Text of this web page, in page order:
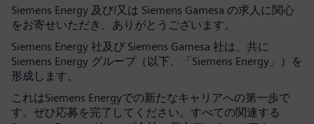
Siemens Energy 及び/又は Siemens Gamesa の求人に関心
をお寄せいただき、ありがとうございます。
Siemens Energy 社及び Siemens Gamesa 社は、共に
Siemens Energy グループ（以下、「Siemens Energy」）を
形成します。
これはSiemens Energyでの新たなキャリアへの第一歩で
す。ぜひ応募を完了してください。すべての関連する